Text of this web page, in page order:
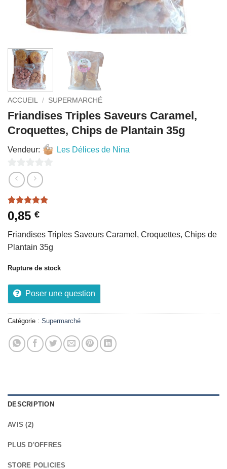
ACCUEIL / SUPERMARCHÉ
Friandises Triples Saveurs Caramel,
Croquettes, Chips de Plantain 35g
Vendeur: Les Délices de Nina
0
sur
5
Noté5 sur
5 basé sur
2
client
0,85 €
Friandises Triples Saveurs Caramel, Croquettes, Chips de
Plantain 35g
Rupture de stock
Poser une question
Catégorie : Supermarché
DESCRIPTION
AVIS (2)
PLUS D'OFFRES
STORE POLICIES